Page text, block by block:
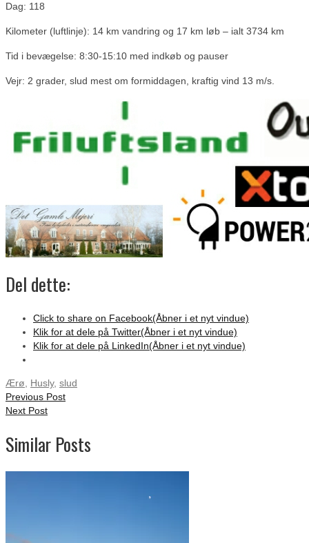
Dag: 118
Kilometer (luftlinje): 14 km vandring og 17 km løb – ialt 3734 km
Tid i bevægelse: 8:30-15:10 med indkøb og pauser
Vejr: 2 grader, slud mest om formiddagen, kraftig vind 13 m/s.
Del dette:
Click to share on Facebook(Åbner i et nyt vindue)
Klik for at dele på Twitter(Åbner i et nyt vindue)
Klik for at dele på LinkedIn(Åbner i et nyt vindue)
Ærø Husly, slud
Previous Post
Next Post
Similar Posts